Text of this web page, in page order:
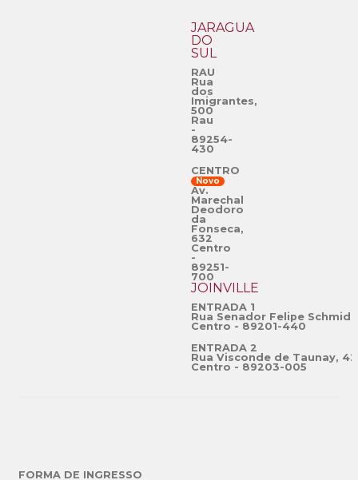
JARAGUÁ
DO
SUL
RAU
Rua
dos
Imigrantes,
500
Rau
-
89254-
430
CENTRO
Novo
Av.
Marechal
Deodoro
da
Fonseca,
632
Centro
-
89251-
700
JOINVILLE
ENTRADA 1
Rua Senador Felipe
Centro - 89201-440
ENTRADA 2
Rua Visconde de Taunay,
Centro - 89203-005
FORMA DE INGRESSO